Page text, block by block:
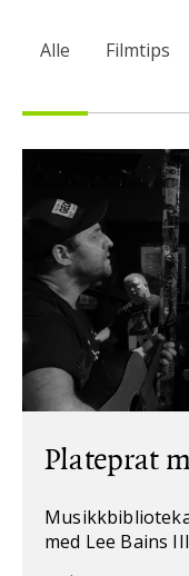
Alle Filmtips
Plateprat
med Lee Bains